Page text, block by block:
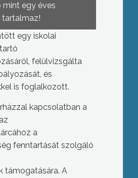
mint egy éves
egy iskolai
felülvizsgálta
és
is foglalkozott.
kapcsolatban a
a
fenntartását szolgáló
támogatására. A